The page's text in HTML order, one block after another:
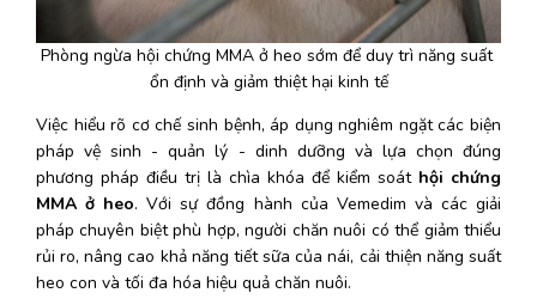
Phòng ngừa hội chứng MMA ở heo sớm để duy trì năng suất
ổn định và giảm thiệt hại kinh tế
Việc hiểu rõ cơ chế sinh bệnh, áp dụng nghiêm ngặt các biện
pháp vệ sinh - quản lý - dinh dưỡng và lựa chọn đúng
phương pháp điều trị là chìa khóa để kiểm soát hội chứng
MMA ở heo. Với sự đồng hành của Vemedim và các giải
pháp chuyên biệt phù hợp, người chăn nuôi có thể giảm thiểu
rủi ro, nâng cao khả năng tiết sữa của nái, cải thiện năng suất
heo con và tối đa hóa hiệu quả chăn nuôi.